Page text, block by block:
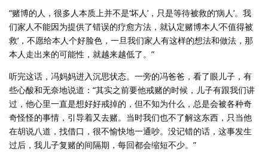
“赌博的人，很多人本质上并不是‘坏人’，只是等待被救的‘病人’。我
们家人不能因为提供了错误的疗愈方法，就认定赌博本人‘不值得被
救’，不愿给本人个好脸色，一旦我们家人有这样的想法和做法，那
本人走出来的可能性，就越来越低了。”
听完这话，冯妈妈进入沉思状态。一旁的冯爸爸，看了眼儿子，有
些心酸和无奈地说道：“其实之前要他戒赌的时候，儿子有跟我们讲
过，他心里一直是想好好戒掉的，但不知为什么，总是会被各种奇
奇怪怪的事情，引导着又去赌。当时我们也不了解这东西，只当他
在胡说八道，找借口，很不愉快地一通吵。没记错的话，这事发生
过后，我儿子复赌的间隔期，每回都会缩短不少。”